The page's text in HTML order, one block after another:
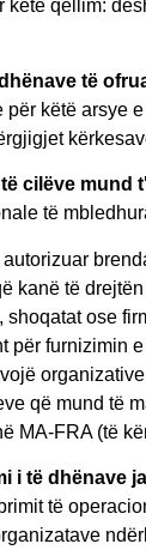
këtë qëllim:
të
për këtë arsye
cilëve mund
të
kanë të
shoqatat ose
për furnizimin
që mund të
MA-FRA (të
i të dhënave
të